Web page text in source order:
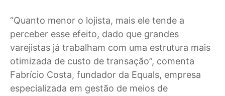
“Quanto menor o lojista, mais ele tende a
perceber esse efeito, dado que grandes
varejistas já trabalham com uma estrutura mais
otimizada de custo de transação”, comenta
Fabrício Costa, fundador da Equals, empresa
especializada em gestão de meios de